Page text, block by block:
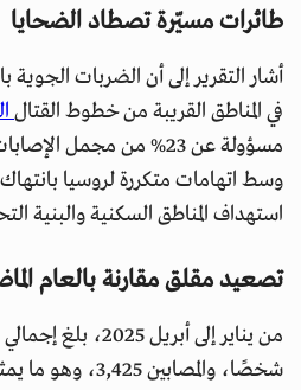
طائرات مسيّرة تصطاد الضحايا
أشار التقرير إلى أن الضربات الجوية
في المناطق القريبة من خطوط القتال
مسؤولة عن 23% من مجمل
وسط اتهامات متكررة لروسيا
استهداف المناطق السكنية والبنية
تصعيد مقلق مقارنة بالعام